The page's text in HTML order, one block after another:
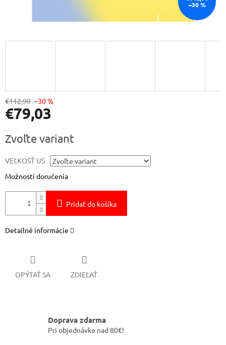
–30 %
€112,90 –30 %
€79,03
cena:
Zvoľte variant
VEĽKOSŤ US
Možnosti doručenia
Pridať do košíka
Detailné informácie
OPÝTAŤ SA ZDIEĽAŤ
Doprava zdarma
Pri objednávke nad 80€!